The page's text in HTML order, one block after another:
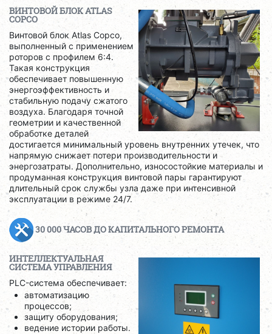
ВИНТОВОЙ БЛОК ATLAS
COPCO
Винтовой блок Atlas Copco,
выполненный с применением
роторов с профилем 6:4.
Такая конструкция
обеспечивает повышенную
энергоэффективность и
стабильную подачу сжатого
воздуха. Благодаря точной
геометрии и качественной
обработке деталей
достигается минимальный уровень внутренних утечек, что
напрямую снижает потери производительности и
энергозатраты. Дополнительно, износостойкие материалы и
продуманная конструкция винтовой пары гарантируют
длительный срок службы узла даже при интенсивной
эксплуатации в режиме 24/7.
30 000 ЧАСОВ ДО КАПИТАЛЬНОГО РЕМОНТА
ИНТЕЛЛЕКТУАЛЬНАЯ
СИСТЕМА УПРАВЛЕНИЯ
PLC-система обеспечивает:
автоматизацию
процессов;
защиту оборудования;
ведение истории работы.